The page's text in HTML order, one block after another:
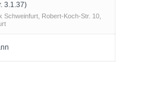
3.1.37)
Schweinfurt, Robert-Koch-Str. 10,